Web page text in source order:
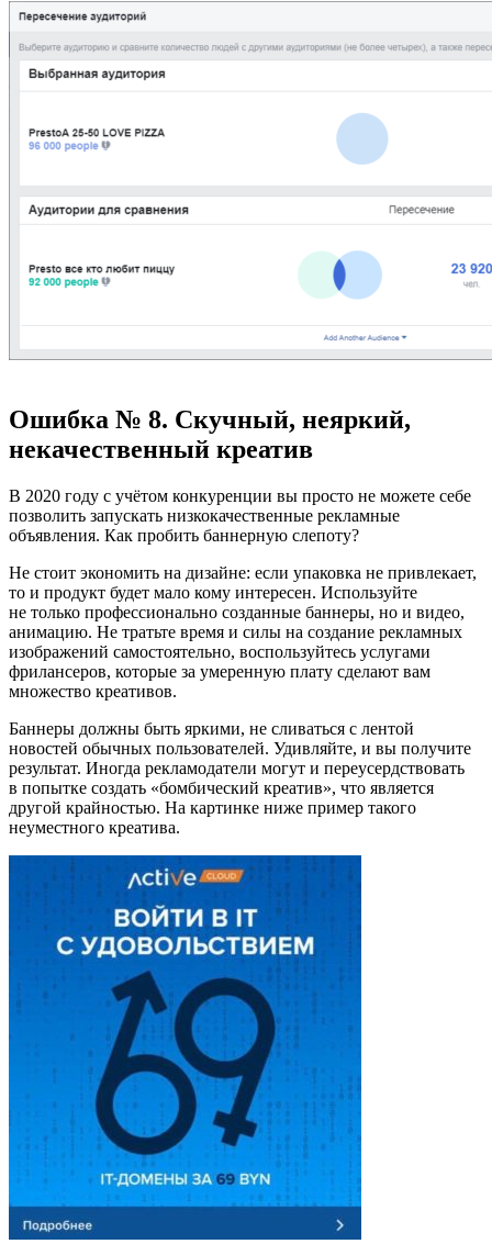
Ошибка № 8. Скучный, неяркий,
некачественный креатив
В 2020 году с учётом конкуренции вы просто не можете себе
позволить запускать низкокачественные рекламные
объявления. Как пробить баннерную слепоту?
Не стоит экономить на дизайне: если упаковка не привлекает,
то и продукт будет мало кому интересен. Используйте
не только профессионально созданные баннеры, но и видео,
анимацию. Не тратьте время и силы на создание рекламных
изображений самостоятельно, воспользуйтесь услугами
фрилансеров, которые за умеренную плату сделают вам
множество креативов.
Баннеры должны быть яркими, не сливаться с лентой
новостей обычных пользователей. Удивляйте, и вы получите
результат. Иногда рекламодатели могут и переусердствовать
в попытке создать «бомбический креатив», что является
другой крайностью. На картинке ниже пример такого
неуместного креатива.